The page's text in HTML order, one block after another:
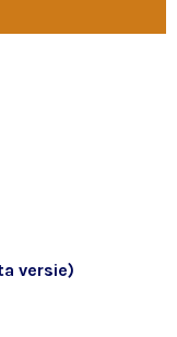
versie)